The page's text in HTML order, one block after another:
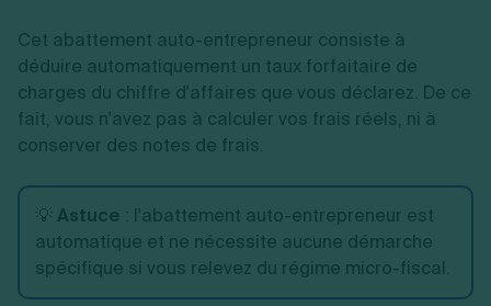
Cet abattement auto-entrepreneur consiste à
déduire automatiquement un taux forfaitaire de
charges du chiffre d'affaires que vous déclarez. De ce
fait, vous n'avez pas à calculer vos frais réels, ni à
conserver des notes de frais.
💡Astuce : l'abattement auto-entrepreneur est
automatique et ne nécessite aucune démarche
spécifique si vous relevez du régime micro-fiscal.